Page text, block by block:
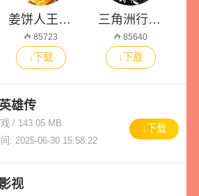
姜饼人王国国际服
85723
↓下载
三角洲行动手机版
85640
↓下载
雄传
/ 143.05 MB
: 2025-06-30 15:58:22
↓下载
视